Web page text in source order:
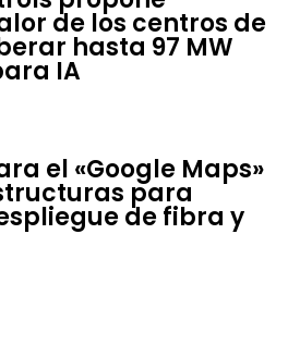
de los centros de
hasta 97 MW
IA
el «Google Maps»
para
de fibra y